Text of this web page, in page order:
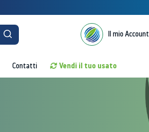
Il mio Account
Contatti Vendi il tuo usato